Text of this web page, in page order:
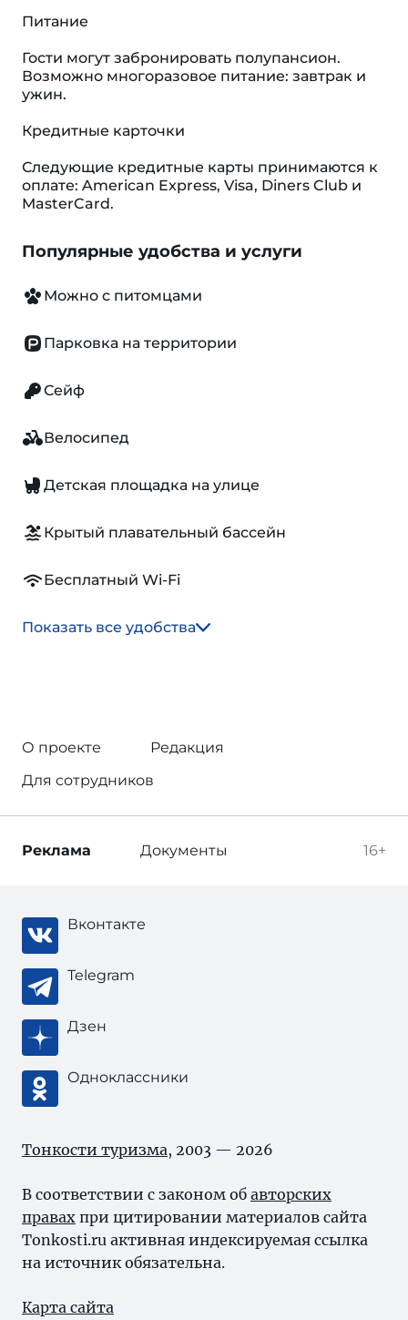
Питание
Гости могут забронировать полупансион.
Возможно многоразовое питание: завтрак и
ужин.
Кредитные карточки
Следующие кредитные карты принимаются к
оплате: American Express, Visa, Diners Club и
MasterCard.
Популярные удобства и услуги
Можно с питомцами
Парковка на территории
Сейф
Велосипед
Детская площадка на улице
Крытый плавательный бассейн
Бесплатный Wi-Fi
Показать все удобства
О проекте
Редакция
Для сотрудников
16+
Реклама Документы
Вконтакте
Telegram
Дзен
Одноклассники
Тонкости туризма, 2003 — 2026
В соответствии с законом об авторских
правах при цитировании материалов сайта
Tonkosti.ru активная индексируемая ссылка
на источник обязательна.
Карта сайта